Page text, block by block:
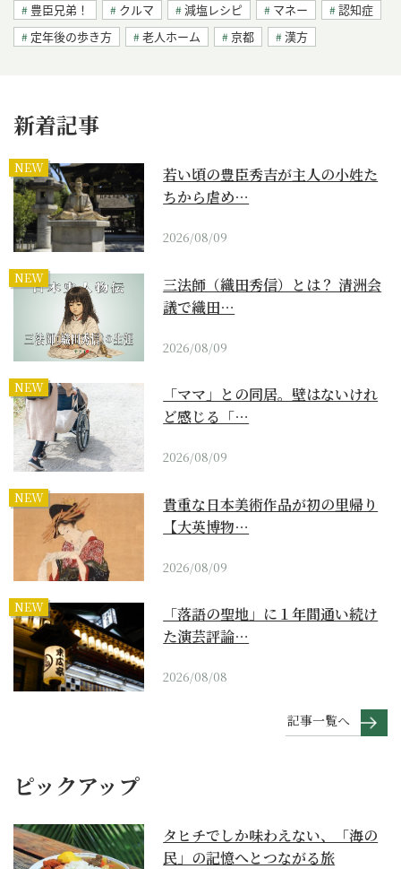
豊臣兄弟！ クルマ 減塩レシピ マネー
認知症
定年後の歩き方
老人ホーム 京都 漢方
新着記事
NEW
若い頃の豊臣秀吉が主人の小姓た
ちから虐め…
2026/08/09
NEW
三法師（織田秀信）とは？ 清洲会
議で織田…
2026/08/09
NEW
「ママ」との同居。壁はないけれ
ど感じる「…
2026/08/09
NEW
貴重な日本美術作品が初の里帰り
【大英博物…
2026/08/09
NEW
「落語の聖地」に１年間通い続け
た演芸評論…
2026/08/08
記事一覧へ
ピックアップ
タヒチでしか味わえない、「海の
民」の記憶へとつながる旅